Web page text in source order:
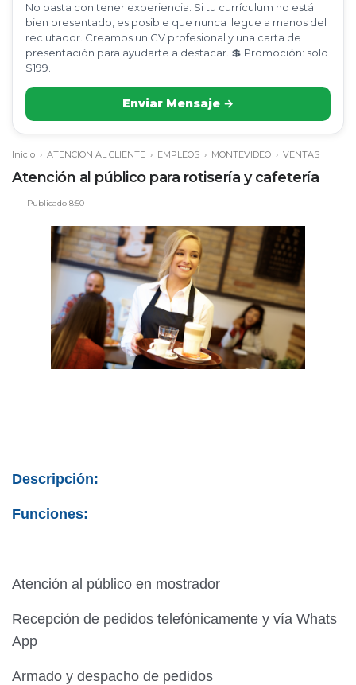
No basta con tener experiencia. Si tu currículum no está
bien presentado, es posible que nunca llegue a manos del
reclutador. Creamos un CV profesional y una carta de
presentación para ayudarte a destacar. 💲 Promoción: solo
$199.
Enviar Mensaje →
Inicio › ATENCION AL CLIENTE › EMPLEOS › MONTEVIDEO › VENTAS
Atención al público para rotisería y cafetería
Publicado 8:50
Descripción:
Funciones:
Atención al público en mostrador
Recepción de pedidos telefónicamente y vía Whats
App
Armado y despacho de pedidos